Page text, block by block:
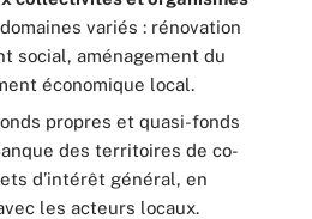
variés : rénovation
social, aménagement du
économique local.
propres et quasi-fonds
des territoires de co-
d’intérêt général, en
les acteurs locaux.